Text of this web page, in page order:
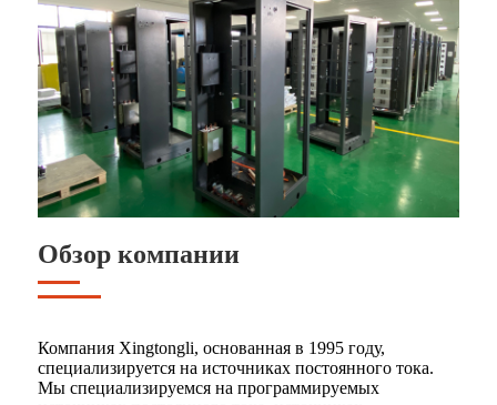
Обзор компании
Компания Xingtongli, основанная в 1995 году,
специализируется на источниках постоянного тока.
Мы специализируемся на программируемых